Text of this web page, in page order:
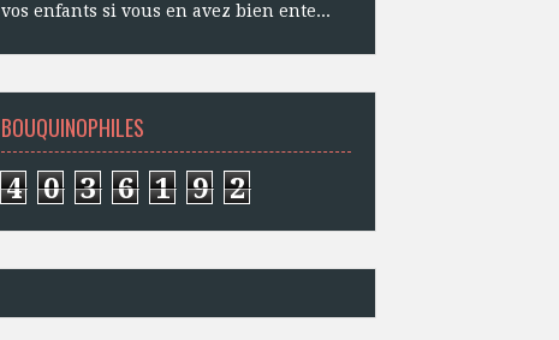
vos enfants si vous en avez bien ente...
BOUQUINOPHILES
4 0 3 6 1 9 2